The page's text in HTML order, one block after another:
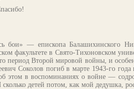
бои» — епископа Балашихинского
факультете в Свято-Тихоновском
период Второй мировой войны, и
Соколов погиб в марте 1943-го
в воспоминаниях о войне —
детей потом, как мой дедушка,